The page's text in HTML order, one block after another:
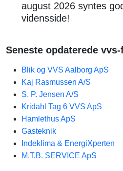
august 2026 syntes
vidensside!
Seneste opdaterede
Blik og VVS Aalborg ApS
Kaj Rasmussen A/S
S. P. Jensen A/S
Kridahl Tag 6 VVS ApS
Hamlethus ApS
Gasteknik
Indeklima & EnergiXperten
M.T.B. SERVICE ApS